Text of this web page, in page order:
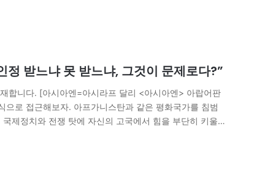
받느냐 못 받느냐, 그것이 문제로다?”
합니다. [아시아엔=아시라프 달리 <아시아엔> 아랍어판
로 접근해보자. 아프가니스탄과 같은 평화국가를 침범
제정치와 전쟁 탓에 자신의 고국에서 힘을 부단히 키울